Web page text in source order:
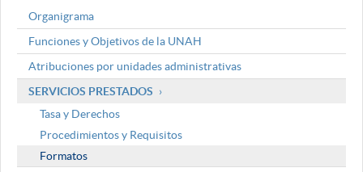
Organigrama
Funciones y Objetivos de la UNAH
Atribuciones por unidades administrativas
SERVICIOS PRESTADOS
Tasa y Derechos
Procedimientos y Requisitos
Formatos